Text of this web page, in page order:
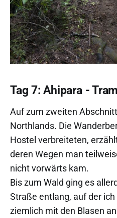
Tag 7: Ahipara -
Auf zum zweiten
Northlands. Die
Hostel verbreiteten,
deren Wegen man
nicht vorwärts kam.
Bis zum Wald ging es
Straße entlang, auf der
ziemlich mit den Blasen